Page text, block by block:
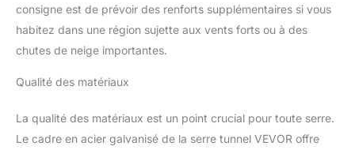
spacieuse de
590x295x198
cm/19,36x9,68x6,50
en plantes. Il permet une
gestion et un entretien
consigne est de prévoir des renforts supplémentaires si vous
habitez dans une région sujette aux vents forts ou à des
chutes de neige importantes.
Qualité des matériaux
La qualité des matériaux est un point crucial pour toute serre.
Le cadre en acier galvanisé de la serre tunnel VEVOR offre